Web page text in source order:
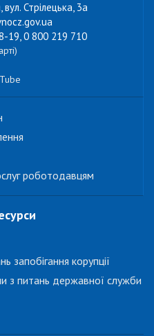
Стрілецька, 3а
19, 0 800 219 710
роботодавцям
запобігання корупції
з питань державної служби